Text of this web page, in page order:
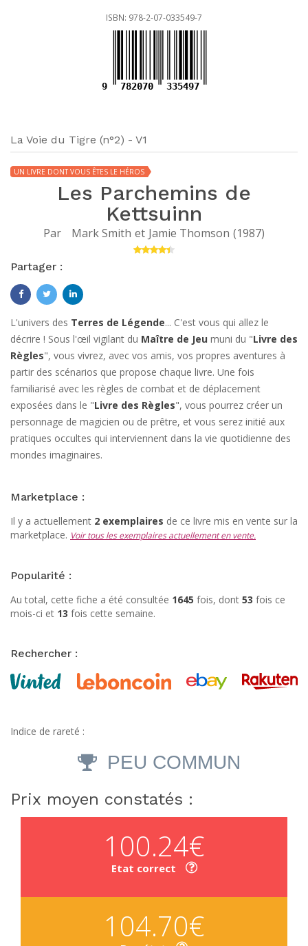
ISBN: 978-2-07-033549-7
9 782070 335497
La Voie du Tigre (n°2) - V1
UN LIVRE DONT VOUS ÊTES LE HÉROS
Les Parchemins de
Kettsuinn
Par Mark Smith et Jamie Thomson (1987)
Partager :
L'univers des Terres de Légende... C'est vous qui allez le
décrire ! Sous l'œil vigilant du Maître de Jeu muni du "Livre des
Règles", vous vivrez, avec vos amis, vos propres aventures à
partir des scénarios que propose chaque livre. Une fois
familiarisé avec les règles de combat et de déplacement
exposées dans le "Livre des Règles", vous pourrez créer un
personnage de magicien ou de prêtre, et vous serez initié aux
pratiques occultes qui interviennent dans la vie quotidienne des
mondes imaginaires.
Marketplace :
Il y a actuellement 2 exemplaires de ce livre mis en vente sur la
marketplace. Voir tous les exemplaires actuellement en vente.
Popularité :
Au total, cette fiche a été consultée 1645 fois, dont 53 fois ce
mois-ci et 13 fois cette semaine.
Rechercher :
Indice de rareté :
PEU COMMUN
Prix moyen constatés :
100.24€
Etat correct
104.70€